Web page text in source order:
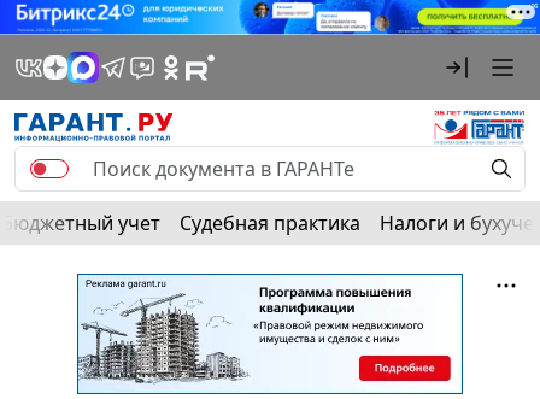
Бюджетный учет Судебная практика Налоги и